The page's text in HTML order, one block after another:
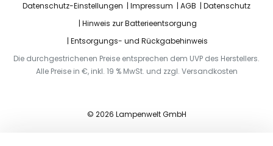
Datenschutz-Einstellungen Impressum AGB
Datenschutz
Hinweis zur Batterieentsorgung
Entsorgungs- und Rückgabehinweis
Die durchgestrichenen Preise entsprechen dem UVP des Herstellers.
Alle Preise in €, inkl. 19 % MwSt. und zzgl. Versandkosten
© 2026 Lampenwelt GmbH